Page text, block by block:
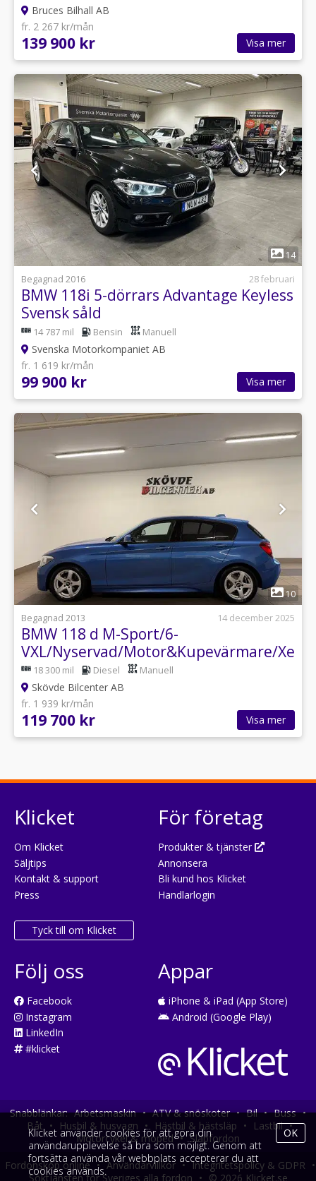
Bruces Bilhall AB
fr. 2 267 kr/mån
139 900 kr Visa mer
1
14
Begagnad 2016
28 februari
BMW 118i 5-dörrars Advantage Keyless
Svensk såld
14 787 mil Bensin Manuell
Svenska Motorkompaniet AB
fr. 1 619 kr/mån
99 900 kr Visa mer
1
10
Begagnad 2013
14 december 2025
BMW 118 d M-Sport/6-
VXL/Nyservad/Motor&Kupevärmare/
18 300 mil Diesel Manuell
Skövde Bilcenter AB
fr. 1 939 kr/mån
119 700 kr Visa mer
Klicket
Om Klicket
Säljtips
Kontakt & support
Press
Tyck till om Klicket
För företag
Produkter & tjänster
Annonsera
Bli kund hos Klicket
Handlarlogin
Följ oss
Facebook
Instagram
LinkedIn
#klicket
Appar
iPhone & iPad (App Store)
Android (Google Play)
Snabblänkar: Arbetsmaskin • ATV & snöskoter • Bil • Buss •
Båt • Husbil & husvagn • Hästbil & hästsläp • Lastbil •
Motorcykel & moped • Släpfordon
Fordonsköp online • Användarvillkor • Integritetspolicy & GDPR •
Söktjänsten för Sveriges alla fordon • © 2026 Klicket.se
Klicket använder cookies för att göra din
användarupplevelse så bra som möjligt. Genom att
fortsätta använda vår webbplats accepterar du att
cookies används.
OK